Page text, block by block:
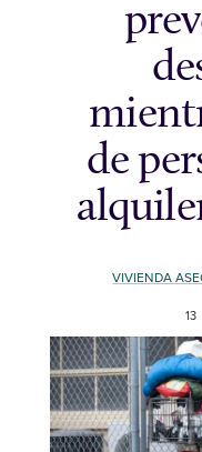
de
VIVIENDA
13